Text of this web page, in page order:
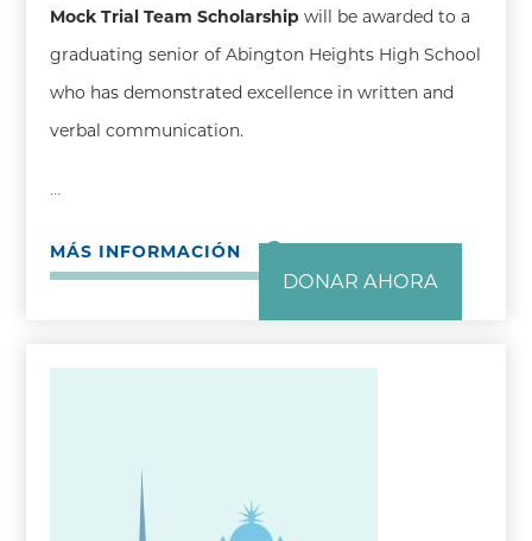
Mock Trial Team Scholarship will be awarded to a
graduating senior of Abington Heights High School
who has demonstrated excellence in written and
verbal communication.
…
MÁS INFORMACIÓN
DONAR AHORA